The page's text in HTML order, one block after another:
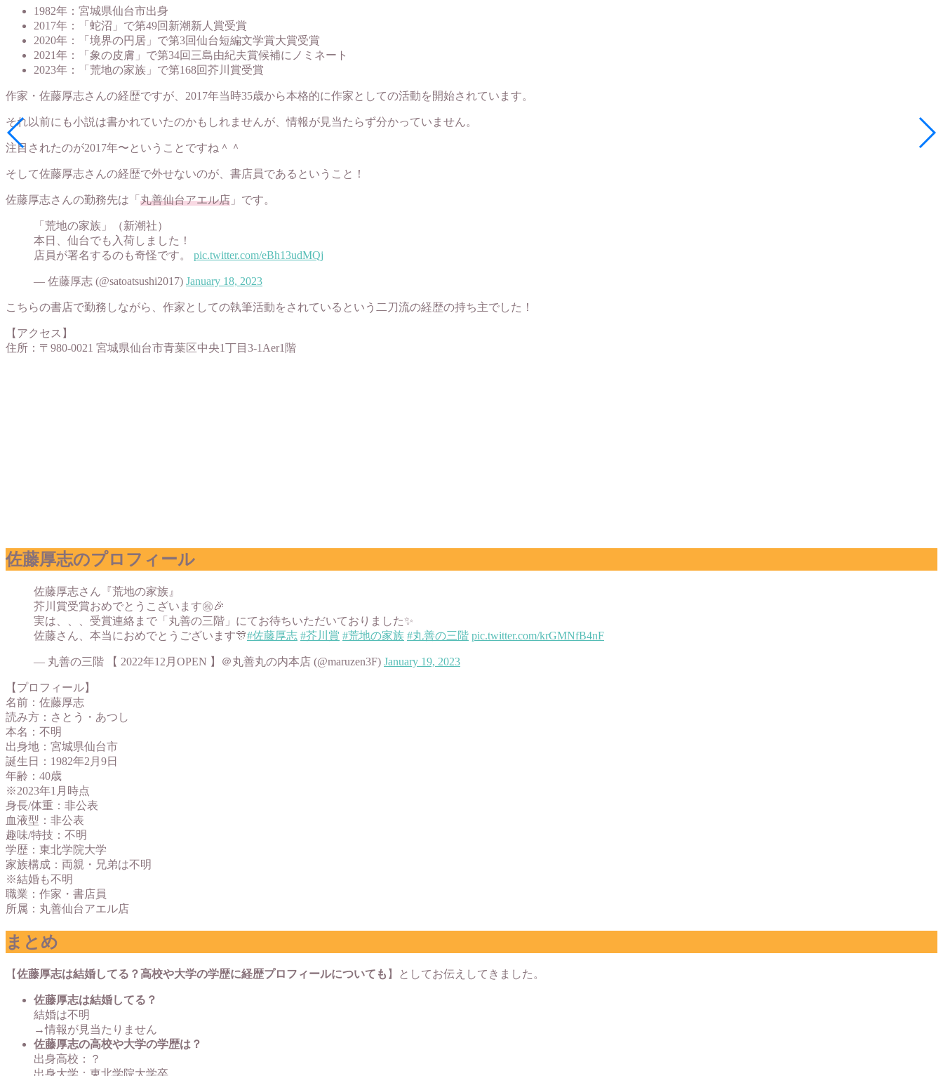
1982年：宮城県仙台市出身
2017年：「蛇沼」で第49回新潮新人賞受賞
2020年：「境界の円居」で第3回仙台短編文学賞大賞受賞
2021年：「象の皮膚」で第34回三島由紀夫賞候補にノミネート
2023年：「荒地の家族」で第168回芥川賞受賞
作家・佐藤厚志さんの経歴ですが、2017年当時35歳から本格的に作家としての活動を開始されています。
それ以前にも小説は書かれていたのかもしれませんが、情報が見当たらず分かっていません。
注目されたのが2017年〜ということですね＾＾
そして佐藤厚志さんの経歴で外せないのが、書店員であるということ！
佐藤厚志さんの勤務先は「 丸善仙台アエル店 」です。
「荒地の家族」（新潮社）
本日、仙台でも入荷しました！
店員が署名するのも奇怪です。 pic.twitter.com/eBh13udMQj
— 佐藤厚志 (@satoatsushi2017) January 18, 2023
こちらの書店で勤務しながら、作家としての執筆活動をされているという二刀流の経歴の持ち主でした！
【アクセス】
住所：〒980-0021 宮城県仙台市青葉区中央1丁目3-1Aer1階
佐藤厚志のプロフィール
佐藤厚志さん『荒地の家族』
芥川賞受賞おめでとうこざいます㊗️🎉
実は、、、受賞連絡まで「丸善の三階」にてお待ちいただいておりました✨
佐藤さん、本当におめでとうございます🎊#佐藤厚志 #芥川賞 #荒地の家族 #丸善の三階 pic.twitter.com/krGMNfB4nF
— 丸善の三階 【 2022年12月OPEN 】＠丸善丸の内本店 (@maruzen3F) January 19, 2023
【プロフィール】
名前：佐藤厚志
読み方：さとう・あつし
本名：不明
出身地：宮城県仙台市
誕生日：1982年2月9日
年齢：40歳
※2023年1月時点
身長/体重：非公表
血液型：非公表
趣味/特技：不明
学歴：東北学院大学
家族構成：両親・兄弟は不明
※結婚も不明
職業：作家・書店員
所属：丸善仙台アエル店
まとめ
【佐藤厚志は結婚してる？高校や大学の学歴に経歴プロフィールについても 】としてお伝えしてきました。
佐藤厚志は結婚してる？
結婚は不明
→情報が見当たりません
佐藤厚志の高校や大学の学歴は？
出身高校：？
出身大学：東北学院大学卒